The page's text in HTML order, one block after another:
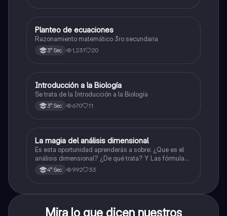
Matemáticas
Planteo de ecuaciones
Razonamiento matemático 3ro secundaria
3° Sec 1,231 20
Biología
Introducción a la Biología
Se trata de la Introducción a la Biología
3° Sec 670 11
Física
La magia del análisis dimensional
Es esta oportunidad aprenderás a sobre: ¿Que es el
análisis dimensional? ¿De qué trata? Y Las fórmulas
de las magnitudes fundamentales y derivadas.
4° Sec 992 33
Mira lo que dicen nuestros